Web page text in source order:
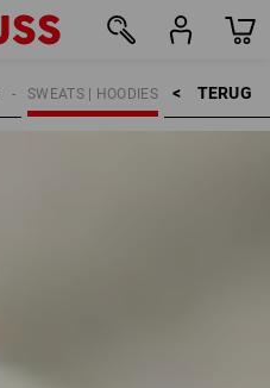
TERUG    >
SWEATS | HOODIES